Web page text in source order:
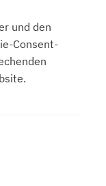
und den
Consent-